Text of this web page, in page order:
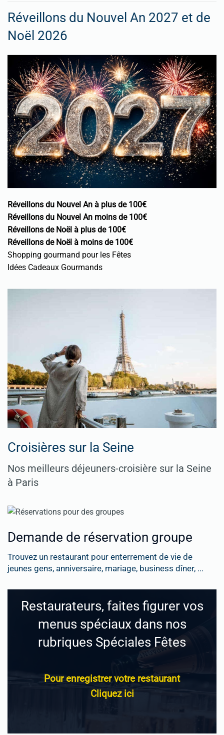
Réveillons du Nouvel An 2027 et de
Noël 2026
Réveillons du Nouvel An à plus de 100€
Réveillons du Nouvel An moins de 100€
Réveillons de Noël à plus de 100€
Réveillons de Noël à moins de 100€
Shopping gourmand pour les Fêtes
Idées Cadeaux Gourmands
Croisières sur la Seine
Nos meilleurs déjeuners-croisière sur la Seine
à Paris
Demande de réservation groupe
Trouvez un restaurant pour enterrement de vie de
jeunes gens, anniversaire, mariage, business dîner, ...
Restaurateurs, faites figurer vos
menus spéciaux dans nos
rubriques Spéciales Fêtes
Pour enregistrer votre restaurant
Cliquez ici